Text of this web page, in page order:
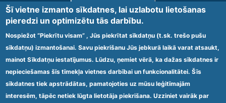
Nodrošinām vides piekļūstamību personām ar
funkcionāliem traucējumiem! SIA „Sanare-KRC
Jaunķemeri”, Kolkas ielā 20, Jūrmalā ir nodrošināta vides
piekļūstamība personām ar funkcionāliem traucējumiem,
tādejādi nodrošinot atbilstību Ministru kabineta
2009.gada 20.janvāra noteikumos Nr.60 „Noteikumi par
obligātajām prasībām ārstniecības iestādēm un to
struktūrvienībām” minētajām prasībām.
Šī vietne izmanto sīkdatnes, lai uzlabotu lietošanas
pieredzi un optimizētu tās darbību.
Nospiežot “Piekrītu visam” , Jūs piekrītat sīkdatņu (t.sk. trešo pušu
sīkdatņu) izmantošanai. Savu piekrišanu Jūs jebkurā laikā varat atsaukt,
mainot Sīkdatņu iestatījumus. Lūdzu, ņemiet vērā, ka dažas sīkdatnes ir
nepieciešamas šīs tīmekļa vietnes darbībai un funkcionalitātei. Šīs
sīkdatnes tiek apstrādātas, pamatojoties uz mūsu leģitīmajām
interesēm, tāpēc netiek lūgta lietotāja piekrišana. Uzziniet vairāk par